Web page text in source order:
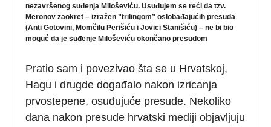
nezavršenog suđenja Miloševiću. Usuđujem se reći da tzv.
Meronov zaokret – izražen ”trilingom” oslobađajućih presuda
(Anti Gotovini, Momčilu Perišiću i Jovici Stanišiću) – ne bi bio
moguć da je suđenje Miloševiću okončano presudom
Pratio sam i povezivao šta se u Hrvatskoj,
Hagu i drugde događalo nakon izricanja
prvostepene, osuđujuće presude. Nekoliko
dana nakon presude hrvatski mediji objavljuju